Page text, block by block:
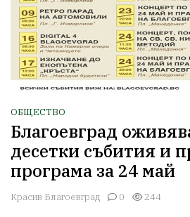
ОБЩЕСТВО
Благоевград
десетки събития и
програма за 24 май
Красив Благоевград 0 244